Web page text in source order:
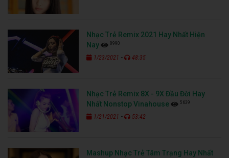
Nhạc Trẻ Remix 2021 Hay Nhất Hiện
Nay
8990
1/23/2021 - 48:35
Nhạc Trẻ Remix 8X - 9X Đầu Đời Hay
Nhất Nonstop Vinahouse
5639
1/21/2021 - 53:42
Mashup Nhạc Trẻ Tâm Trạng Hay Nhất